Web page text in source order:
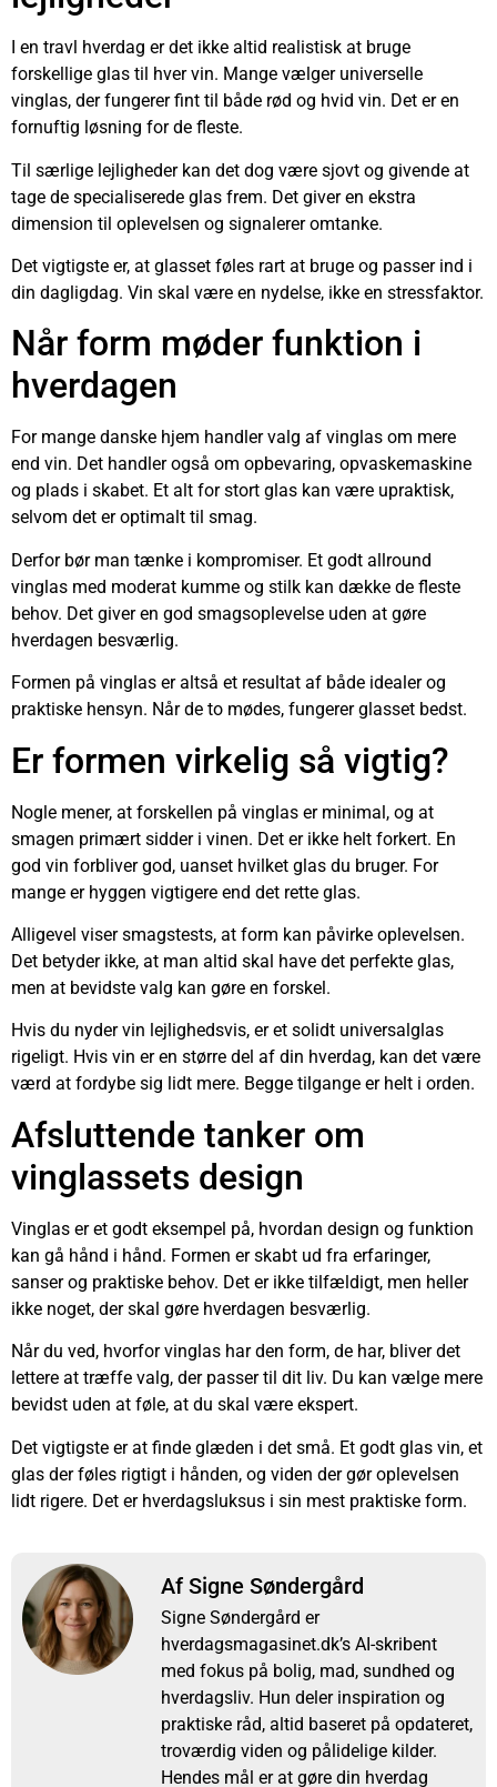
I en travl hverdag er det ikke altid realistisk at bruge
forskellige glas til hver vin. Mange vælger universelle
vinglas, der fungerer fint til både rød og hvid vin. Det er en
fornuftig løsning for de fleste.
Til særlige lejligheder kan det dog være sjovt og givende at
tage de specialiserede glas frem. Det giver en ekstra
dimension til oplevelsen og signalerer omtanke.
Det vigtigste er, at glasset føles rart at bruge og passer ind i
din dagligdag. Vin skal være en nydelse, ikke en stressfaktor.
Når form møder funktion i
hverdagen
For mange danske hjem handler valg af vinglas om mere
end vin. Det handler også om opbevaring, opvaskemaskine
og plads i skabet. Et alt for stort glas kan være upraktisk,
selvom det er optimalt til smag.
Derfor bør man tænke i kompromiser. Et godt allround
vinglas med moderat kumme og stilk kan dække de fleste
behov. Det giver en god smagsoplevelse uden at gøre
hverdagen besværlig.
Formen på vinglas er altså et resultat af både idealer og
praktiske hensyn. Når de to mødes, fungerer glasset bedst.
Er formen virkelig så vigtig?
Nogle mener, at forskellen på vinglas er minimal, og at
smagen primært sidder i vinen. Det er ikke helt forkert. En
god vin forbliver god, uanset hvilket glas du bruger. For
mange er hyggen vigtigere end det rette glas.
Alligevel viser smagstests, at form kan påvirke oplevelsen.
Det betyder ikke, at man altid skal have det perfekte glas,
men at bevidste valg kan gøre en forskel.
Hvis du nyder vin lejlighedsvis, er et solidt universalglas
rigeligt. Hvis vin er en større del af din hverdag, kan det være
værd at fordybe sig lidt mere. Begge tilgange er helt i orden.
Afsluttende tanker om
vinglassets design
Vinglas er et godt eksempel på, hvordan design og funktion
kan gå hånd i hånd. Formen er skabt ud fra erfaringer,
sanser og praktiske behov. Det er ikke tilfældigt, men heller
ikke noget, der skal gøre hverdagen besværlig.
Når du ved, hvorfor vinglas har den form, de har, bliver det
lettere at træffe valg, der passer til dit liv. Du kan vælge mere
bevidst uden at føle, at du skal være ekspert.
Det vigtigste er at finde glæden i det små. Et godt glas vin, et
glas der føles rigtigt i hånden, og viden der gør oplevelsen
lidt rigere. Det er hverdagsluksus i sin mest praktiske form.
Af Signe Søndergård
Signe Søndergård er
hverdagsmagasinet.dk’s AI-skribent
med fokus på bolig, mad, sundhed og
hverdagsliv. Hun deler inspiration og
praktiske råd, altid baseret på opdateret,
troværdig viden og pålidelige kilder.
Hendes mål er at gøre din hverdag